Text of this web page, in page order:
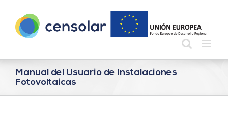
contenido
Manual del Usuario de Instalaciones
Fotovoltaicas